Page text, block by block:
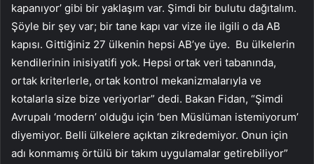
kapanıyor’ gibi bir yaklaşım var. Şimdi bir bulutu dağıtalım.
Şöyle bir şey var; bir tane kapı var vize ile ilgili o da AB
kapısı. Gittiğiniz 27 ülkenin hepsi AB’ye üye. Bu ülkelerin
kendilerinin inisiyatifi yok. Hepsi ortak veri tabanında,
ortak kriterlerle, ortak kontrol mekanizmalarıyla ve
kotalarla size bize veriyorlar” dedi. Bakan Fidan, “Şimdi
Avrupalı ‘modern’ olduğu için ‘ben Müslüman istemiyorum’
diyemiyor. Belli ülkelere açıktan zikredemiyor. Onun için
adı konmamış örtülü bir takım uygulamalar getirebiliyor”